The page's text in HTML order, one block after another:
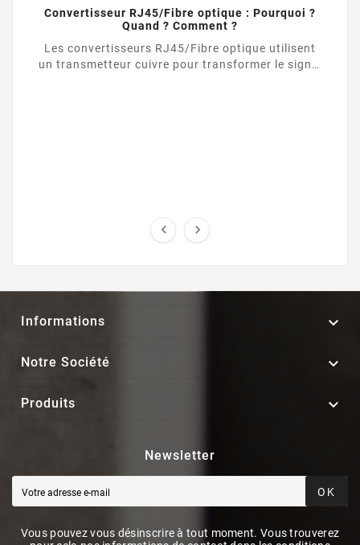
Convertisseur RJ45/Fibre optique : Pourquoi ?
Quand ? Comment ?
Les convertisseurs RJ45/Fibre optique utilisent
un transmetteur cuivre pour transformer le signal
 
Informations 
Notre Société 
Produits 
Newsletter
OK
Vous pouvez vous désinscrire à tout moment. Vous trouverez